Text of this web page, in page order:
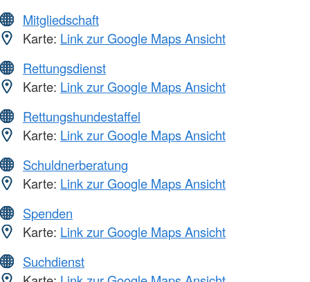
Mitgliedschaft
Karte: Link zur Google Maps Ansicht
Rettungsdienst
Karte: Link zur Google Maps Ansicht
Rettungshundestaffel
Karte: Link zur Google Maps Ansicht
Schuldnerberatung
Karte: Link zur Google Maps Ansicht
Spenden
Karte: Link zur Google Maps Ansicht
Suchdienst